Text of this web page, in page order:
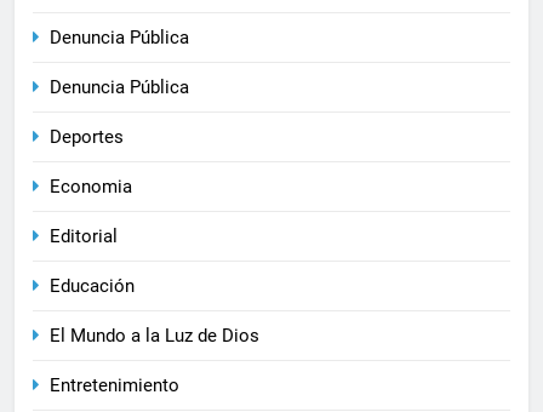
Denuncia Pública
Denuncia Pública
Deportes
Economia
Editorial
Educación
El Mundo a la Luz de Dios
Entretenimiento